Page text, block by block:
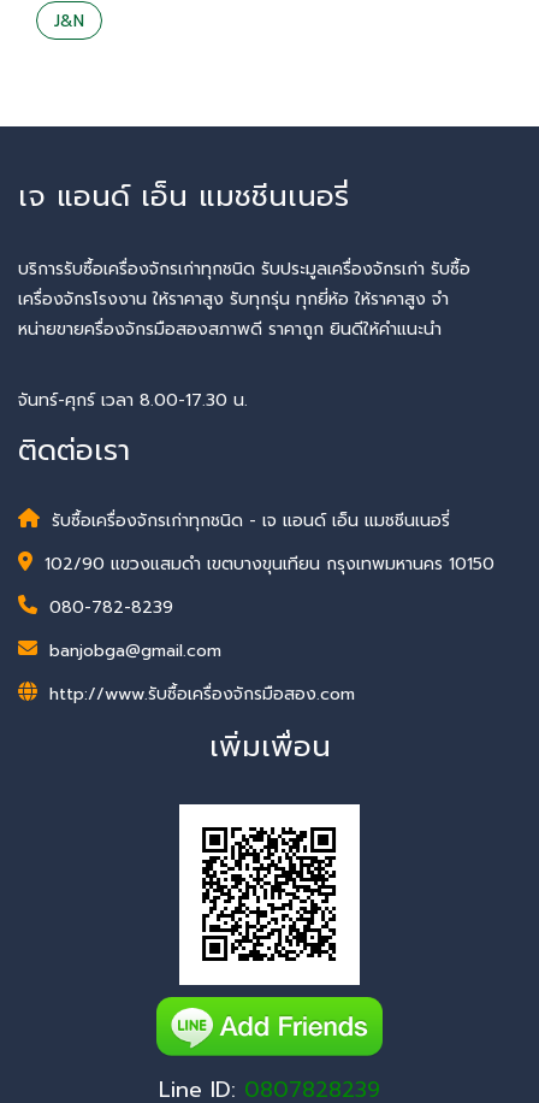
J&N
เจ แอนด์ เอ็น แมชชีนเนอรี่
บริการรับซื้อเครื่องจักรเก่าทุกชนิด รับประมูลเครื่องจักรเก่า รับซื้อ
เครื่องจักรโรงงาน ให้ราคาสูง รับทุกรุ่น ทุกยี่ห้อ ให้ราคาสูง จำ
หน่ายขายครื่องจักรมือสองสภาพดี ราคาถูก ยินดีให้คำแนะนำ
จันทร์-ศุกร์ เวลา 8.00-17.30 น.
ติดต่อเรา
รับซื้อเครื่องจักรเก่าทุกชนิด - เจ แอนด์ เอ็น แมชชีนเนอรี่
102/90 แขวงแสมดำ เขตบางขุนเทียน กรุงเทพมหานคร 10150
080-782-8239
banjobga@gmail.com
http://www.รับซื้อเครื่องจักรมือสอง.com
เพิ่มเพื่อน
Line ID: 0807828239